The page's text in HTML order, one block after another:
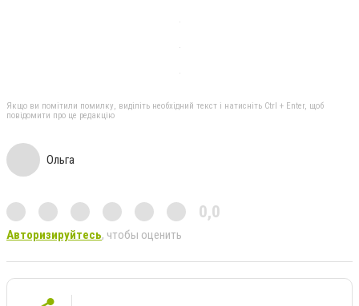
Якщо ви помітили помилку, виділіть необхідний текст і натисніть Ctrl + Enter, щоб
повідомити про це редакцію
Ольга
0,0
Авторизируйтесь, чтобы оценить